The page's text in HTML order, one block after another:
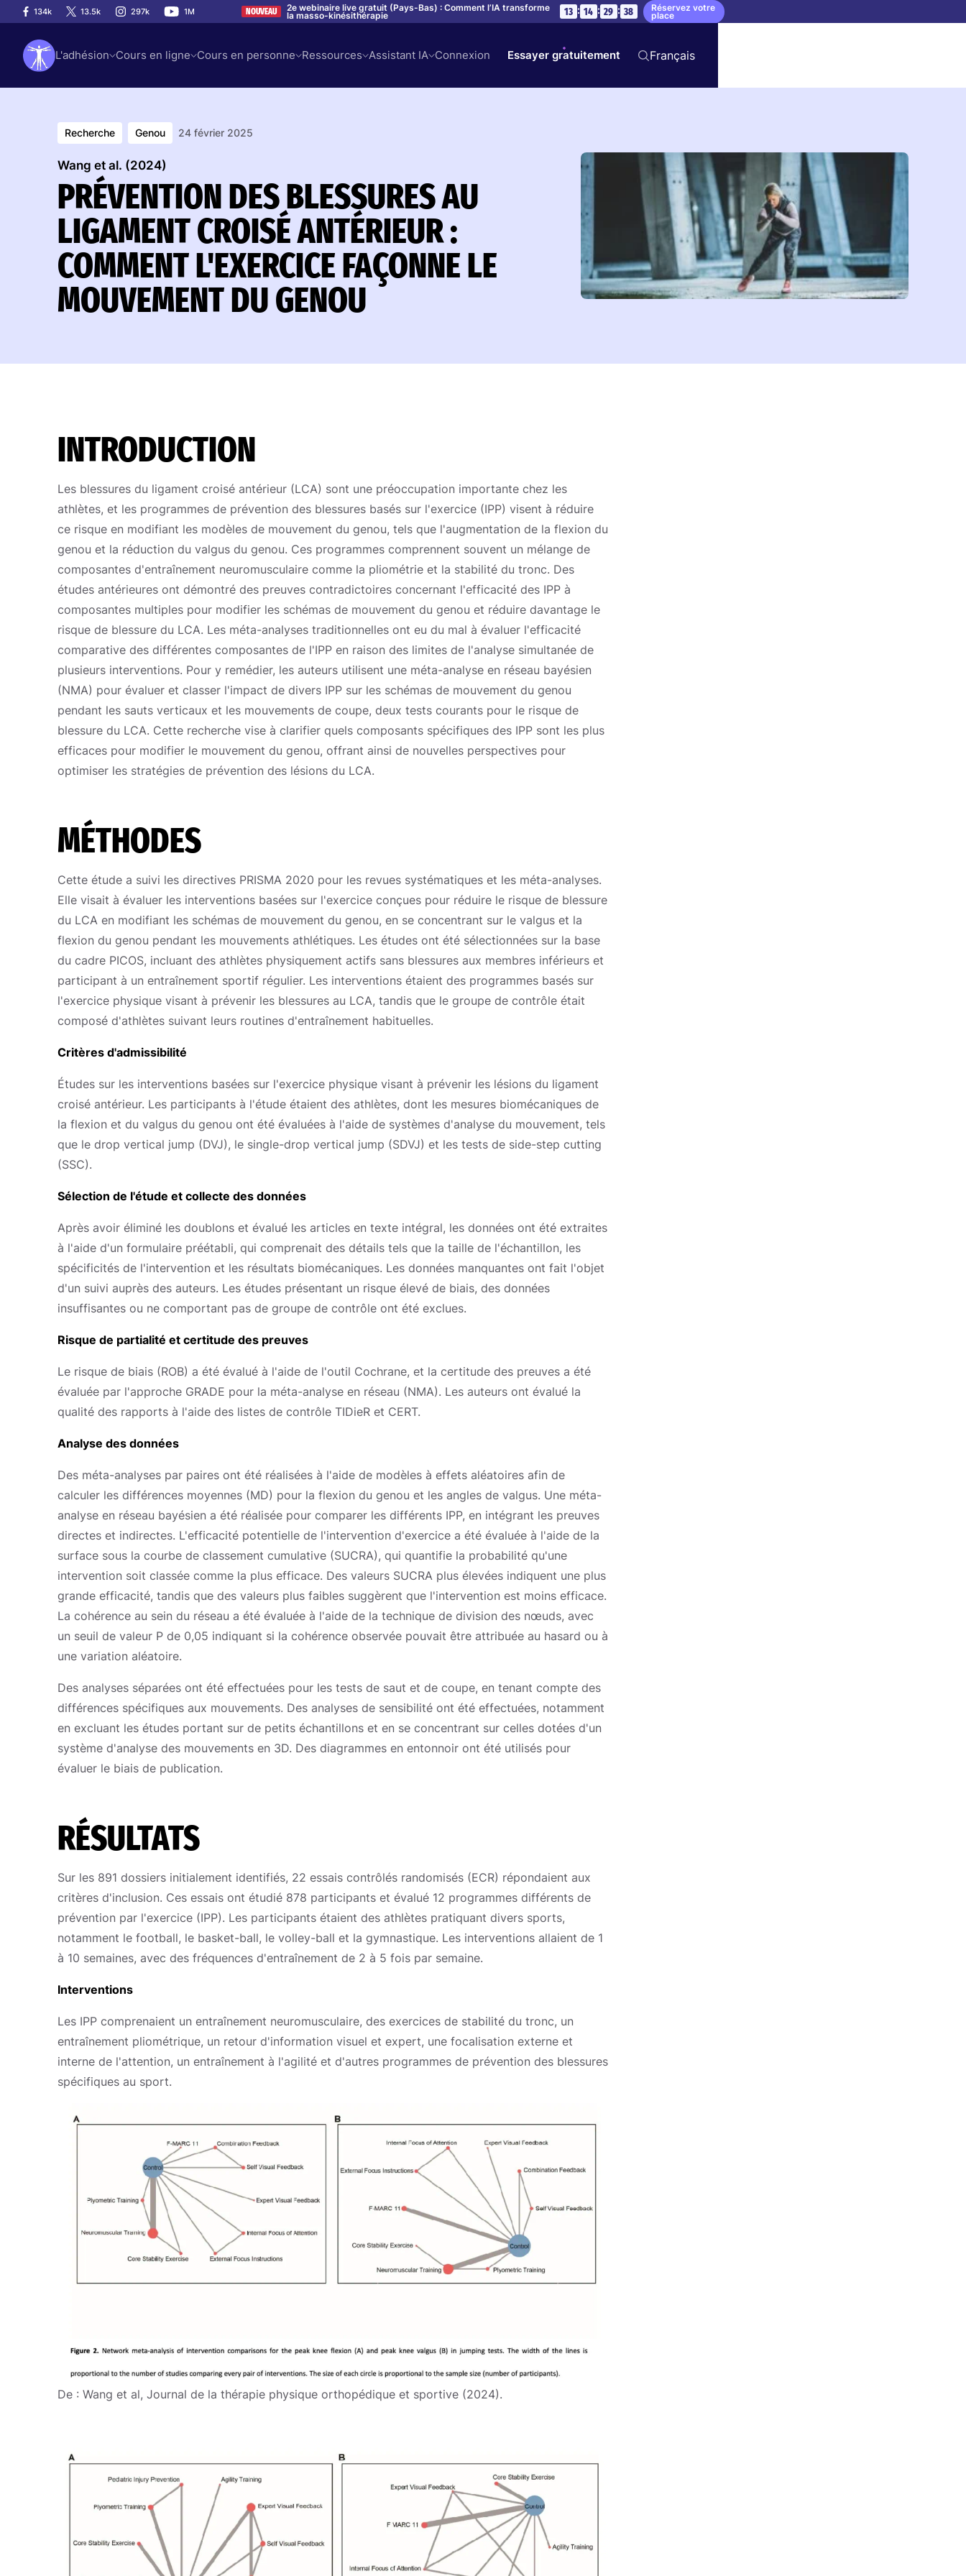
134k 13.5k 297k 1M NOUVEAU 2e webinaire live gratuit (Pays-Bas) : Comment l’IA transforme
la masso-kinésithérapie 13 : 14 : 29 : 37 Réservez votre
place
L'adhésion Cours en ligne Cours en personne Ressources Assistant IA Connexion Essayer gratuitement Français
Recherche Genou 24 février 2025
Wang et al. (2024)
PRÉVENTION DES BLESSURES AU
LIGAMENT CROISÉ ANTÉRIEUR :
COMMENT L'EXERCICE FAÇONNE LE
MOUVEMENT DU GENOU
INTRODUCTION
Les blessures du ligament croisé antérieur (LCA) sont une préoccupation importante chez les
athlètes, et les programmes de prévention des blessures basés sur l'exercice (IPP) visent à réduire
ce risque en modifiant les modèles de mouvement du genou, tels que l'augmentation de la flexion du
genou et la réduction du valgus du genou. Ces programmes comprennent souvent un mélange de
composantes d'entraînement neuromusculaire comme la pliométrie et la stabilité du tronc. Des
études antérieures ont démontré des preuves contradictoires concernant l'efficacité des IPP à
composantes multiples pour modifier les schémas de mouvement du genou et réduire davantage le
risque de blessure du LCA. Les méta-analyses traditionnelles ont eu du mal à évaluer l'efficacité
comparative des différentes composantes de l'IPP en raison des limites de l'analyse simultanée de
plusieurs interventions. Pour y remédier, les auteurs utilisent une méta-analyse en réseau bayésien
(NMA) pour évaluer et classer l'impact de divers IPP sur les schémas de mouvement du genou
pendant les sauts verticaux et les mouvements de coupe, deux tests courants pour le risque de
blessure du LCA. Cette recherche vise à clarifier quels composants spécifiques des IPP sont les plus
efficaces pour modifier le mouvement du genou, offrant ainsi de nouvelles perspectives pour
optimiser les stratégies de prévention des lésions du LCA.
MÉTHODES
Cette étude a suivi les directives PRISMA 2020 pour les revues systématiques et les méta-analyses.
Elle visait à évaluer les interventions basées sur l'exercice conçues pour réduire le risque de blessure
du LCA en modifiant les schémas de mouvement du genou, en se concentrant sur le valgus et la
flexion du genou pendant les mouvements athlétiques. Les études ont été sélectionnées sur la base
du cadre PICOS, incluant des athlètes physiquement actifs sans blessures aux membres inférieurs et
participant à un entraînement sportif régulier. Les interventions étaient des programmes basés sur
l'exercice physique visant à prévenir les blessures au LCA, tandis que le groupe de contrôle était
composé d'athlètes suivant leurs routines d'entraînement habituelles.
Critères d'admissibilité
Études sur les interventions basées sur l'exercice physique visant à prévenir les lésions du ligament
croisé antérieur. Les participants à l'étude étaient des athlètes, dont les mesures biomécaniques de
la flexion et du valgus du genou ont été évaluées à l'aide de systèmes d'analyse du mouvement, tels
que le drop vertical jump (DVJ), le single-drop vertical jump (SDVJ) et les tests de side-step cutting
(SSC).
Sélection de l'étude et collecte des données
Après avoir éliminé les doublons et évalué les articles en texte intégral, les données ont été extraites
à l'aide d'un formulaire préétabli, qui comprenait des détails tels que la taille de l'échantillon, les
spécificités de l'intervention et les résultats biomécaniques. Les données manquantes ont fait l'objet
d'un suivi auprès des auteurs. Les études présentant un risque élevé de biais, des données
insuffisantes ou ne comportant pas de groupe de contrôle ont été exclues.
Risque de partialité et certitude des preuves
Le risque de biais (ROB) a été évalué à l'aide de l'outil Cochrane, et la certitude des preuves a été
évaluée par l'approche GRADE pour la méta-analyse en réseau (NMA). Les auteurs ont évalué la
qualité des rapports à l'aide des listes de contrôle TIDieR et CERT.
Analyse des données
Des méta-analyses par paires ont été réalisées à l'aide de modèles à effets aléatoires afin de
calculer les différences moyennes (MD) pour la flexion du genou et les angles de valgus. Une méta-
analyse en réseau bayésien a été réalisée pour comparer les différents IPP, en intégrant les preuves
directes et indirectes. L'efficacité potentielle de l'intervention d'exercice a été évaluée à l'aide de la
surface sous la courbe de classement cumulative (SUCRA), qui quantifie la probabilité qu'une
intervention soit classée comme la plus efficace. Des valeurs SUCRA plus élevées indiquent une plus
grande efficacité, tandis que des valeurs plus faibles suggèrent que l'intervention est moins efficace.
La cohérence au sein du réseau a été évaluée à l'aide de la technique de division des nœuds, avec
un seuil de valeur P de 0,05 indiquant si la cohérence observée pouvait être attribuée au hasard ou à
une variation aléatoire.
Des analyses séparées ont été effectuées pour les tests de saut et de coupe, en tenant compte des
différences spécifiques aux mouvements. Des analyses de sensibilité ont été effectuées, notamment
en excluant les études portant sur de petits échantillons et en se concentrant sur celles dotées d'un
système d'analyse des mouvements en 3D. Des diagrammes en entonnoir ont été utilisés pour
évaluer le biais de publication.
RÉSULTATS
Sur les 891 dossiers initialement identifiés, 22 essais contrôlés randomisés (ECR) répondaient aux
critères d'inclusion. Ces essais ont étudié 878 participants et évalué 12 programmes différents de
prévention par l'exercice (IPP). Les participants étaient des athlètes pratiquant divers sports,
notamment le football, le basket-ball, le volley-ball et la gymnastique. Les interventions allaient de 1
à 10 semaines, avec des fréquences d'entraînement de 2 à 5 fois par semaine.
Interventions
Les IPP comprenaient un entraînement neuromusculaire, des exercices de stabilité du tronc, un
entraînement pliométrique, un retour d'information visuel et expert, une focalisation externe et
interne de l'attention, un entraînement à l'agilité et d'autres programmes de prévention des blessures
spécifiques au sport.
De : Wang et al, Journal de la thérapie physique orthopédique et sportive (2024).